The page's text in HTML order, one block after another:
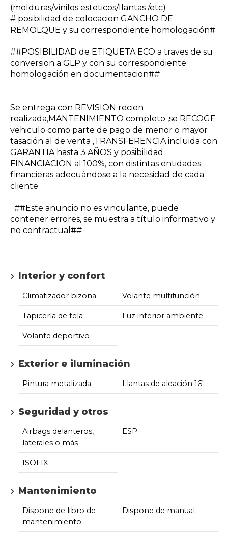
(molduras/vinilos esteticos/llantas /etc)
# posibilidad de colocacion GANCHO DE
REMOLQUE y su correspondiente homologación#
##POSIBILIDAD de ETIQUETA ECO a traves de su
conversion a GLP y con su correspondiente
homologación en documentacion##
Se entrega con REVISION recien
realizada,MANTENIMIENTO completo ,se RECOGE
vehiculo como parte de pago de menor o mayor
tasación al de venta ,TRANSFERENCIA incluida con
GARANTIA hasta 3 AÑOS y posibilidad
FINANCIACION al 100%, con distintas entidades
financieras adecuándose a la necesidad de cada
cliente
##Este anuncio no es vinculante, puede
contener errores, se muestra a título informativo y
no contractual##
Interior y confort
Climatizador bizona Volante multifunción
Tapicería de tela Luz interior ambiente
Volante deportivo
Exterior e iluminación
Pintura metalizada Llantas de aleación 16"
Seguridad y otros
Airbags delanteros,
laterales o más
ESP
ISOFIX
Mantenimiento
Dispone de libro de
mantenimiento
Dispone de manual